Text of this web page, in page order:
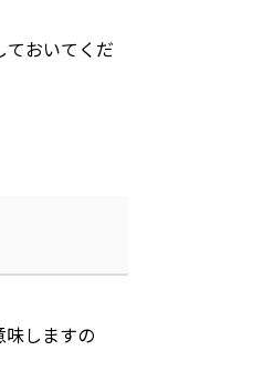
ておいてくだ
しますの